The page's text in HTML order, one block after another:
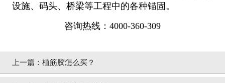
设施、码头、桥梁等工程中的各种锚固。
咨询热线：4000-360-309
上一篇： 植筋胶怎么买？